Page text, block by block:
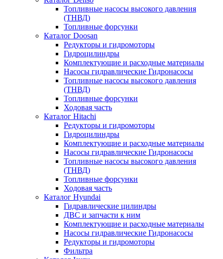
Топливные насосы высокого давления
(ТНВД)
Топливные форсунки
Каталог Doosan
Редукторы и гидромоторы
Гидроцилиндры
Комплектующие и расходные материалы
Насосы гидравлические Гидронасосы
Топливные насосы высокого давления
(ТНВД)
Топливные форсунки
Ходовая часть
Каталог Hitachi
Редукторы и гидромоторы
Гидроцилиндры
Комплектующие и расходные материалы
Насосы гидравлические Гидронасосы
Топливные насосы высокого давления
(ТНВД)
Топливные форсунки
Ходовая часть
Каталог Hyundai
Гидравлические цилиндры
ДВС и запчасти к ним
Комплектующие и расходные материалы
Насосы гидравлические Гидронасосы
Редукторы и гидромоторы
Фильтра